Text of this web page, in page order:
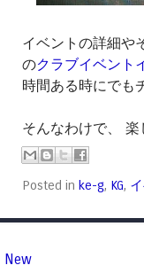
イベントの詳細や
のクラブイベント
時間ある時にでも
そんなわけで、
Posted in ke-g, KG,
New